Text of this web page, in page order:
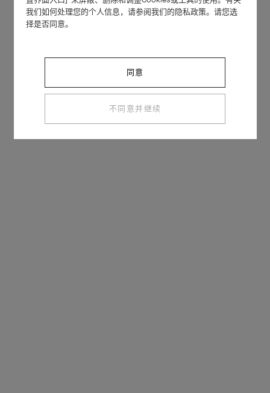
我们如何处理您的个人信息，请参阅我们的隐私政策。请您选
择是否同意。
同意
不同意并继续